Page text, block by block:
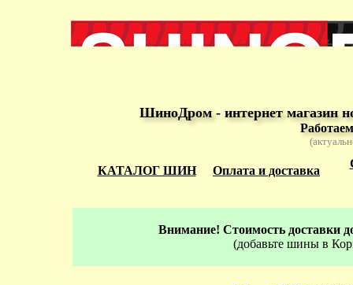
ШиноДром - интернет магазин
КАТАЛОГ ШИН Оплата и доставка
Внимание! Стоимость доставки
(добавьте шины в